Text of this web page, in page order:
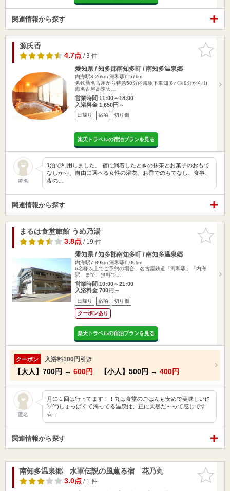
関連情報から探す
お気に入
りに追加
源氏香
4.7点/ 3 件
愛知県 / 知多郡南知多町 / 南知多温泉郷
内海駅3.26km 河和駅6.57km
名鉄新名古屋から特急50分内海駅下車知多バス8分から山
海名古屋高速大…
営業時間 11:00～18:00
入浴料金 1,650円～
日帰り 宿泊 切り傷
楽天トラベルの宿泊プランを見る
匿名
1泊で利用しました。 宿に到着したときの抹茶とお菓子のおもて
なしから、自由に選べる女性の浴衣、お香でのもてなし、食事、
夜の…
関連情報から探す
お気に入
りに追加
まるは食堂旅館 うめ乃湯
3.8点/ 19 件
愛知県 / 知多郡南知多町 / 南知多温泉郷
内海駅7.89km 河和駅9.00km
6名様以上でご予約の場合、名古屋鉄道「河和駅」「内海
駅」まで、無料で…
営業時間 10:00～21:00
入浴料金 700円～
日帰り 宿泊 切り傷
クーポンあり
楽天トラベルの宿泊プランを見る
クーポン 入浴料100円引き
【大人】 700円 → 600円 【小人】 500円 → 400円
匿名
月に１回は行ってます！！丸は食堂のごはんも安めで美味しい(^
▽^*)しょっぱくて濁ってる温泉は、正に天然だ～って感じです
☆…
関連情報から探す
お気に入
りに追加
南知多温泉郷 水軍伝説の風薫る宿 花乃丸
3.0点/ 1 件